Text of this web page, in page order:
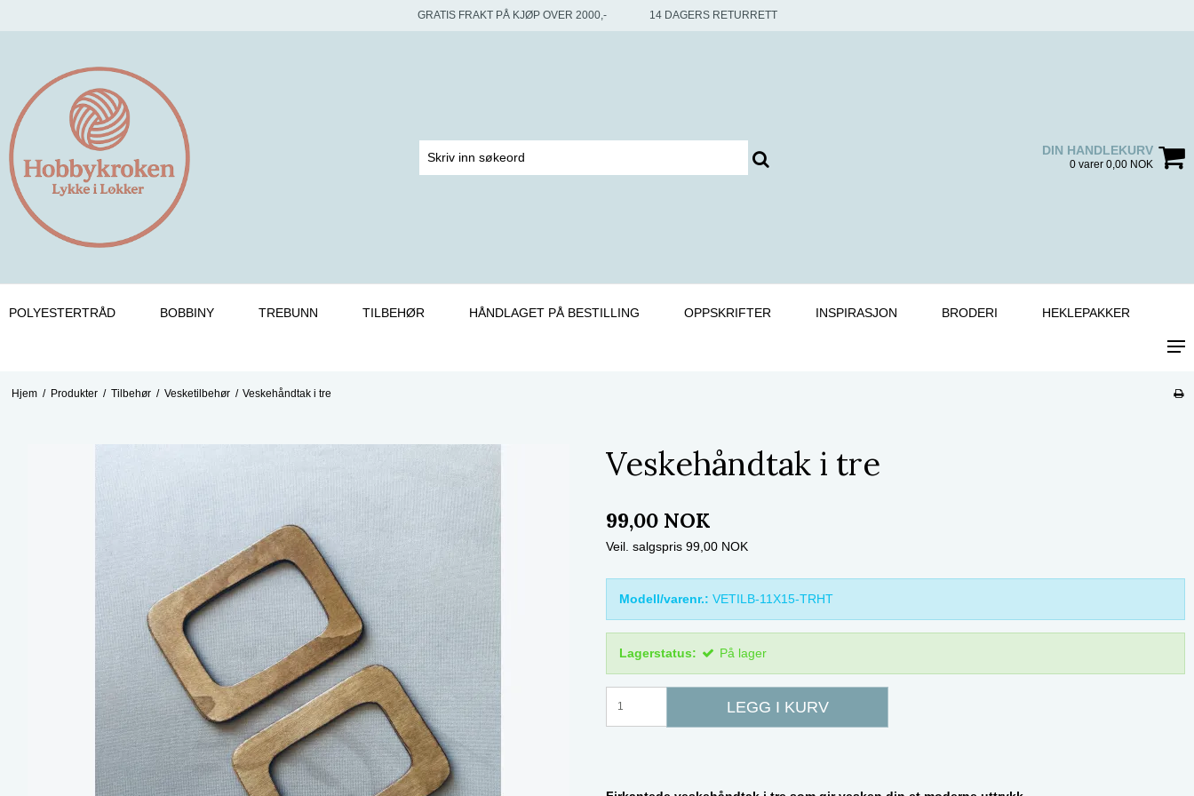
GRATIS FRAKT PÅ KJØP OVER 2000,- 14 DAGERS RETURRETT
DIN HANDLEKURV
0 varer 0,00 NOK
POLYESTERTRÅD BOBBINY TREBUNN TILBEHØR HÅNDLAGET PÅ BESTILLING OPPSKRIFTER INSPIRASJON BRODERI HEKLEPAKKER
Hjem / Produkter / Tilbehør / Vesketilbehør / Veskehåndtak i tre
Veskehåndtak i tre
99,00 NOK
Veil. salgspris 99,00 NOK
Modell/varenr.: VETILB-11X15-TRHT
Lagerstatus: På lager
LEGG I KURV